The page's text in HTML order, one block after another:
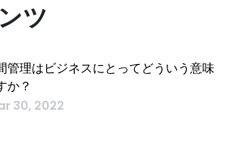
ツ
管理はビジネスにとってどういう意味
か？
30, 2022